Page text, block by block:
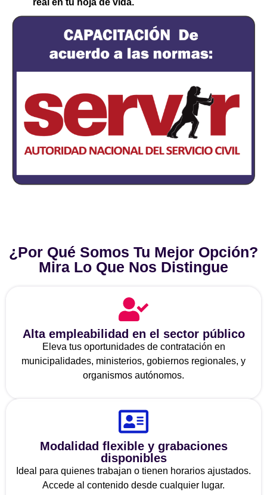
real en tu hoja de vida.
¿Por Qué Somos Tu Mejor Opción?
Mira Lo Que Nos Distingue
Alta empleabilidad en el sector público
Eleva tus oportunidades de contratación en
municipalidades, ministerios, gobiernos regionales, y
organismos autónomos.
Modalidad flexible y grabaciones
disponibles
Ideal para quienes trabajan o tienen horarios ajustados.
Accede al contenido desde cualquier lugar.